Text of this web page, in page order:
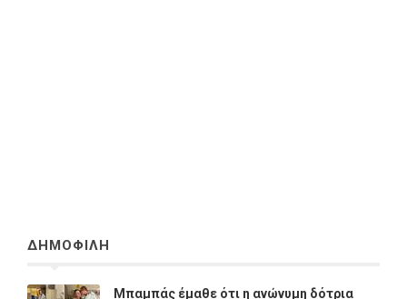
ΔΗΜΟΦΙΛΗ
Μπαμπάς έμαθε ότι η ανώνυμη δότρια